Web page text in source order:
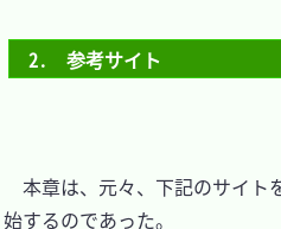
2.　参考サイト
本章は、元々、下記のサイト
始するのであった。